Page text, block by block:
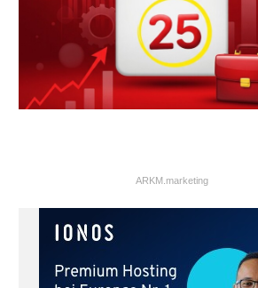
ARKM.marketing